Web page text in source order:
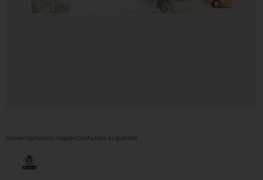
Home›Confezioni regalo›Confezioni acquerello